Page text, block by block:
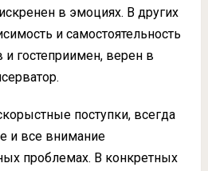
в эмоциях. В других
и самостоятельность
гостеприимен, верен в
поступки, всегда
и все внимание
проблемах. В конкретных